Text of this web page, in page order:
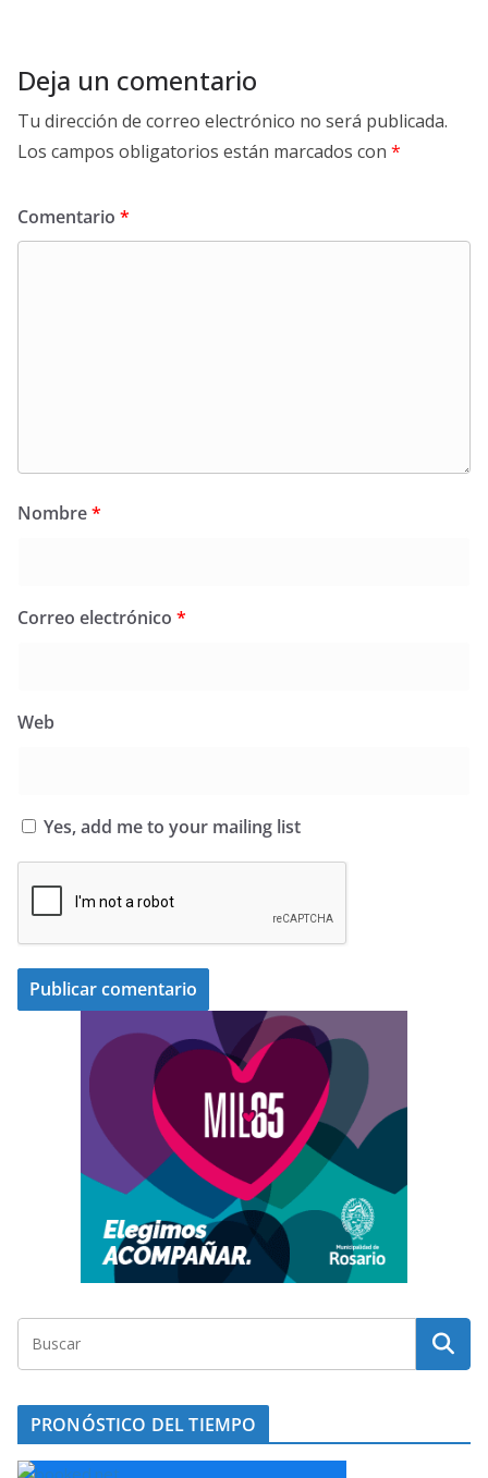
Deja un comentario
Tu dirección de correo electrónico no será publicada.
Los campos obligatorios están marcados con *
Comentario *
Nombre*
Correo electrónico *
Web
Yes, add me to your mailing list
PRONÓSTICO DEL TIEMPO